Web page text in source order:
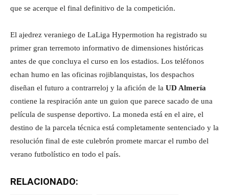
que se acerque el final definitivo de la competición.
El ajedrez veraniego de LaLiga Hypermotion ha registrado su
primer gran terremoto informativo de dimensiones históricas
antes de que concluya el curso en los estadios. Los teléfonos
echan humo en las oficinas rojiblanquistas, los despachos
diseñan el futuro a contrarreloj y la afición de la UD Almería
contiene la respiración ante un guion que parece sacado de una
película de suspense deportivo. La moneda está en el aire, el
destino de la parcela técnica está completamente sentenciado y la
resolución final de este culebrón promete marcar el rumbo del
verano futbolístico en todo el país.
RELACIONADO: